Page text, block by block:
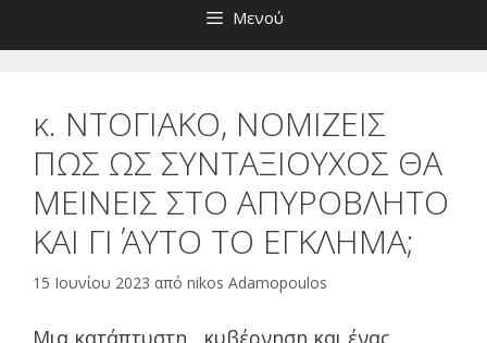
Μενού
κ. ΝΤΟΓΙΑΚΟ, ΝΟΜΙΖΕΙΣ
ΠΩΣ ΩΣ ΣΥΝΤΑΞΙΟΥΧΟΣ ΘΑ
ΜΕΙΝΕΙΣ ΣΤΟ ΑΠΥΡΟΒΛΗΤΟ
ΚΑΙ ΓΙ΄ ΑΥΤΟ ΤΟ ΕΓΚΛΗΜΑ;
15 Ιουνίου 2023 από nikos Adamopoulos
Μια κατάπτυστη κυβέρνηση και ένας